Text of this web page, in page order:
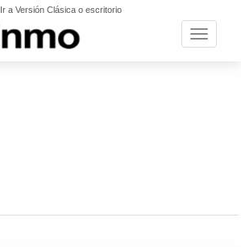
Ir a Versión Clásica o escritorio
Toggle